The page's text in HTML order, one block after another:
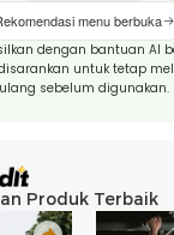
menu berbuka
dengan bantuan AI
untuk tetap
ulang sebelum digunakan.